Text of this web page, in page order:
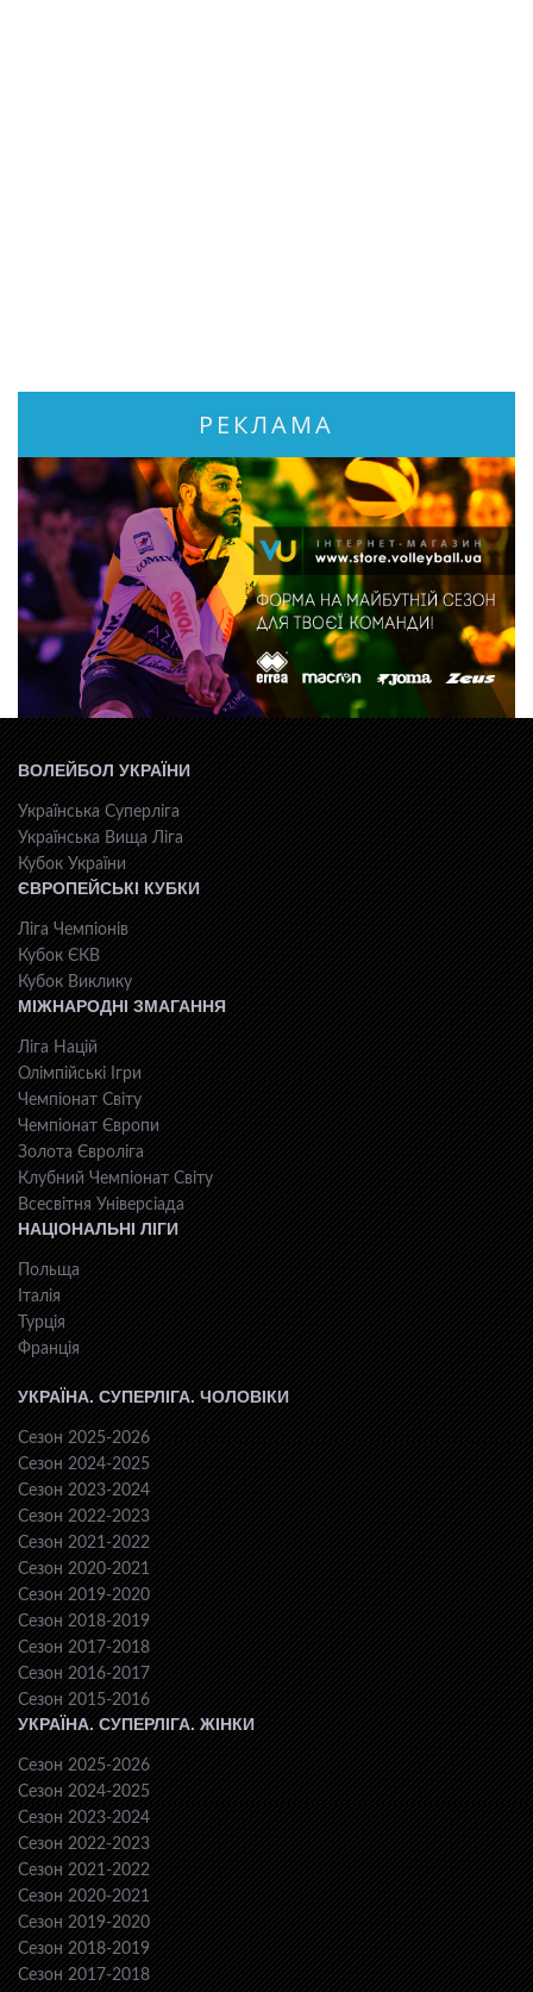
РЕКЛАМА
ВОЛЕЙБОЛ УКРАЇНИ
Українська Суперліга
Українська Вища Ліга
Кубок України
ЄВРОПЕЙСЬКІ КУБКИ
Ліга Чемпіонів
Кубок ЄКВ
Кубок Виклику
МІЖНАРОДНІ ЗМАГАННЯ
Ліга Націй
Олімпійські Ігри
Чемпіонат Світу
Чемпіонат Європи
Золота Євроліга
Клубний Чемпіонат Світу
Всесвiтня Унiверсiaда
НАЦІОНАЛЬНІ ЛІГИ
Польща
Італія
Турція
Франція
УКРАЇНА. СУПЕРЛІГА. ЧОЛОВІКИ
Сезон 2025-2026
Сезон 2024-2025
Сезон 2023-2024
Сезон 2022-2023
Сезон 2021-2022
Сезон 2020-2021
Сезон 2019-2020
Сезон 2018-2019
Сезон 2017-2018
Сезон 2016-2017
Сезон 2015-2016
УКРАЇНА. СУПЕРЛІГА. ЖІНКИ
Сезон 2025-2026
Сезон 2024-2025
Сезон 2023-2024
Сезон 2022-2023
Сезон 2021-2022
Сезон 2020-2021
Сезон 2019-2020
Сезон 2018-2019
Сезон 2017-2018